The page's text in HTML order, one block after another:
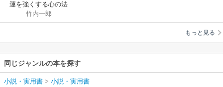
運を強くする心の法
則
竹内一郎
もっと見る
同じジャンルの本を探す
小説・実用書 > 小説・実用書